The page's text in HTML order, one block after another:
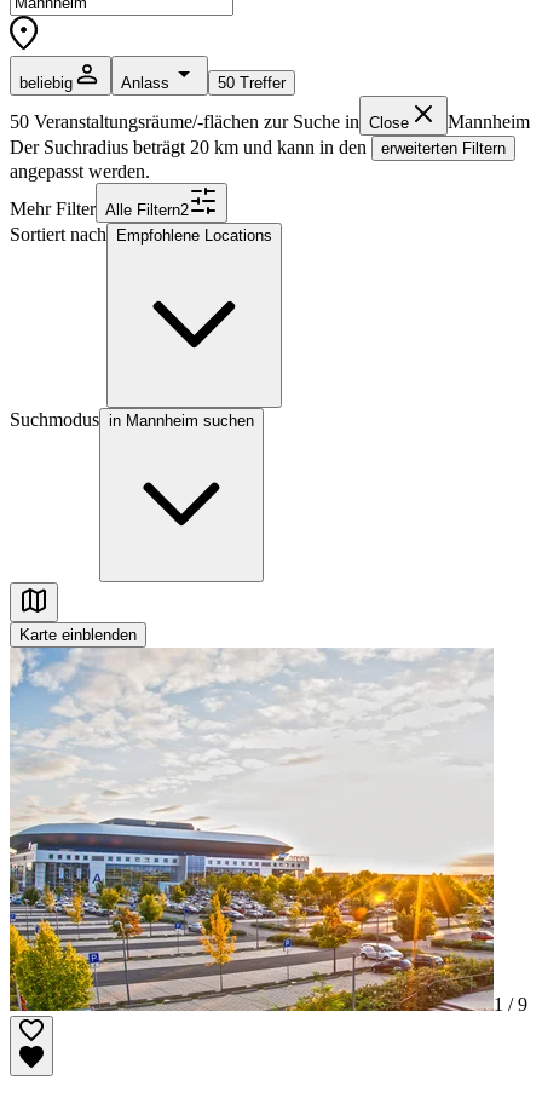
beliebig Anlass 50 Treffer
50 Veranstaltungsräume/-flächen zur Suche in Close
Mannheim
Der Suchradius beträgt 20 km und kann in den erweiterten Filtern
angepasst werden.
Mehr Filter Alle Filtern2
Sortiert nach Empfohlene Locations
Suchmodus in Mannheim suchen
Karte einblenden
1 /9